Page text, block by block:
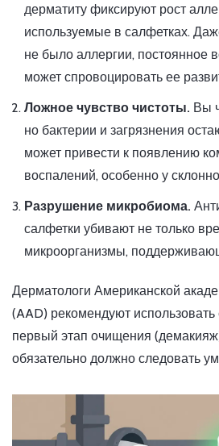
дерматиту фиксируют рост
используемые в салфетках.
не было аллергии, постоянное
может спровоцировать ее
Ложное чувство чистоты. Вы
но бактерии и загрязнения
может привести к появлению
воспалений, особенно у
Разрушение микробиома.
салфетки убивают не только
микроорганизмы,
Дерматологи Американской
(AAD) рекомендуют использовать
первый этап очищения
обязательно должно следовать